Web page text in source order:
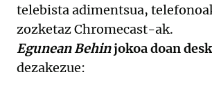
telebista adimentsua,
zozketaz Chromecast-ak.
Egunean Behinjokoa doan
dezakezue: